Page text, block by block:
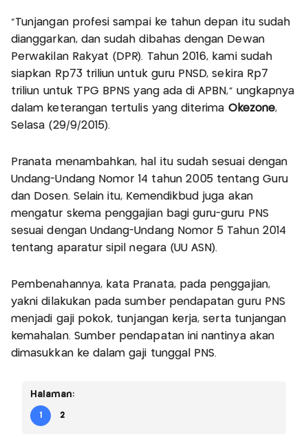
"Tunjangan profesi sampai ke tahun depan itu sudah
dianggarkan, dan sudah dibahas dengan Dewan
Perwakilan Rakyat (DPR). Tahun 2016, kami sudah
siapkan Rp73 triliun untuk guru PNSD, sekira Rp7
triliun untuk TPG BPNS yang ada di APBN," ungkapnya
dalam keterangan tertulis yang diterima Okezone,
Selasa (29/9/2015).
Pranata menambahkan, hal itu sudah sesuai dengan
Undang-Undang Nomor 14 tahun 2005 tentang Guru
dan Dosen. Selain itu, Kemendikbud juga akan
mengatur skema penggajian bagi guru-guru PNS
sesuai dengan Undang-Undang Nomor 5 Tahun 2014
tentang aparatur sipil negara (UU ASN).
Pembenahannya, kata Pranata, pada penggajian,
yakni dilakukan pada sumber pendapatan guru PNS
menjadi gaji pokok, tunjangan kerja, serta tunjangan
kemahalan. Sumber pendapatan ini nantinya akan
dimasukkan ke dalam gaji tunggal PNS.
Halaman:
1 2